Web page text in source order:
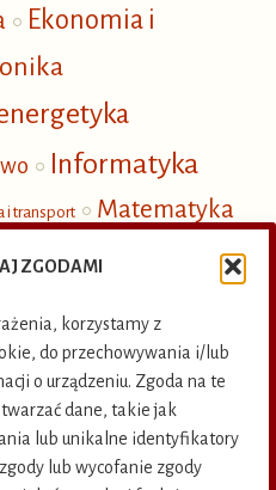
ZGODAMI
korzystamy z
do przechowywania i/lub
o urządzeniu. Zgoda na te
dane, takie jak
lub unikalne identyfikatory
lub wycofanie zgody
Ekonomia i
Informatyka
i transport
Matematyka
Nauki społeczne
środowiska